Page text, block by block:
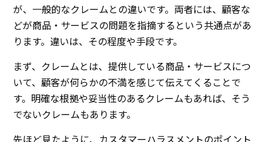
が、一般的なクレームとの違いです。両者には、顧客な
どが商品・サービスの問題を指摘するという共通点があ
ります。違いは、その程度や手段です。
まず、クレームとは、提供している商品・サービスにつ
いて、顧客が何らかの不満を感じて伝えてくることで
す。明確な根拠や妥当性のあるクレームもあれば、そう
でないクレームもあります。
先ほど見たように、カスタマーハラスメントのポイント